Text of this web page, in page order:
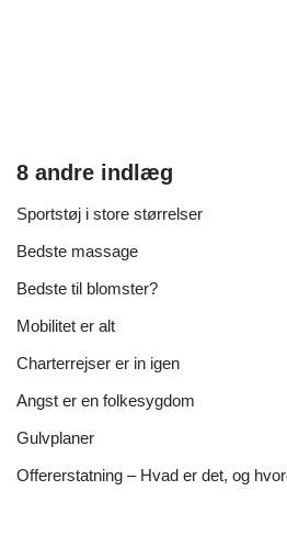
8 andre indlæg
Sportstøj i store størrelser
Bedste massage
Bedste til blomster?
Mobilitet er alt
Charterrejser er in igen
Angst er en folkesygdom
Gulvplaner
Offererstatning – Hvad er det, og